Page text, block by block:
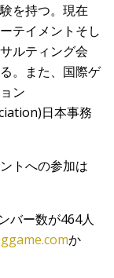
を持つ。現在
テイメントそし
ルティング会
。また、国際ゲ
ン
日本事務
トへの参加は
バー数が464人
か